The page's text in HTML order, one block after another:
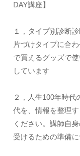
DAY講座】
１，タイプ別診断
片づけタイプに合
で買えるグッズで
しています
２，人生100年時
代を、情報を整理
ください。講師自
受けるための準備